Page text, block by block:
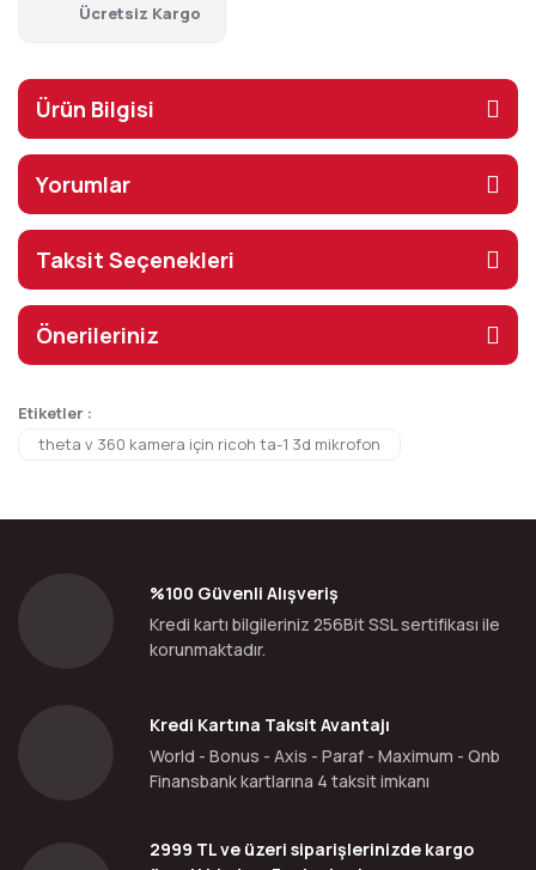
Ücretsiz Kargo
Ürün Bilgisi
Yorumlar
Taksit Seçenekleri
Önerileriniz
Etiketler :
theta v 360 kamera için ricoh ta-1 3d mikrofon
%100 Güvenli Alışveriş
Kredi kartı bilgileriniz 256Bit SSL sertifikası ile
korunmaktadır.
Kredi Kartına Taksit Avantajı
World - Bonus - Axis - Paraf - Maximum - Qnb
Finansbank kartlarına 4 taksit imkanı
2999 TL ve üzeri siparişlerinizde kargo